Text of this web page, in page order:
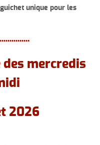
unique pour les
des mercredis
2026